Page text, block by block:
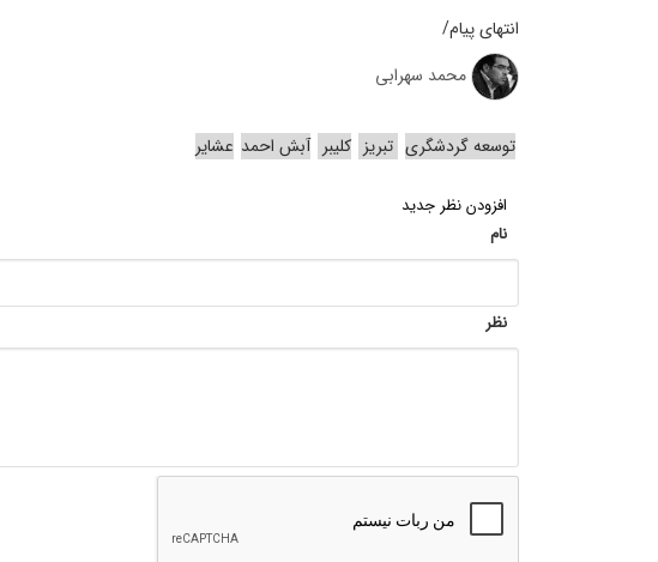
انتهای پیام/
محمد سهرابی
توسعه گردشگری تبریز کلیبر آبش احمد عشایر
افزودن نظر جدید
نام
نظر